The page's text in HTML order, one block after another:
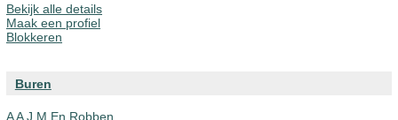
Bekijk alle details
Maak een profiel
Blokkeren
Buren
A A J M En Robben